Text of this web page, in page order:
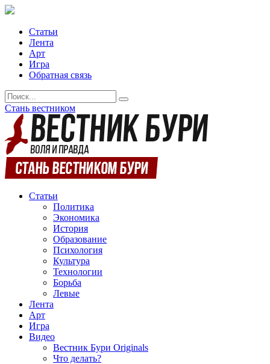
Статьи
Лента
Арт
Игра
Обратная связь
Стань вестником
Статьи
Политика
Экономика
История
Образование
Психология
Культура
Технологии
Борьба
Левые
Лента
Арт
Игра
Видео
Вестник Бури Originals
Что делать?